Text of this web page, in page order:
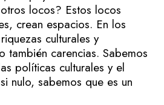
locos? Estos locos
crean espacios. En los
culturales y
también carencias. Sabemos
políticas culturales y el
nulo, sabemos que es un